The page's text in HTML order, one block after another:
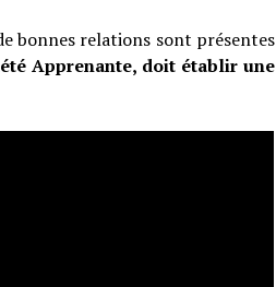
bonnes relations sont présentes
Apprenante, doit établir une